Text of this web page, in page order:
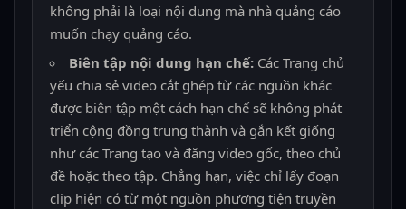
không phải là loại nội dung mà nhà quảng cáo
muốn chạy quảng cáo.
Biên tập nội dung hạn chế: Các Trang chủ
yếu chia sẻ video cắt ghép từ các nguồn khác
được biên tập một cách hạn chế sẽ không phát
triển cộng đồng trung thành và gắn kết giống
như các Trang tạo và đăng video gốc, theo chủ
đề hoặc theo tập. Chẳng hạn, việc chỉ lấy đoạn
clip hiện có từ một nguồn phương tiện truyền